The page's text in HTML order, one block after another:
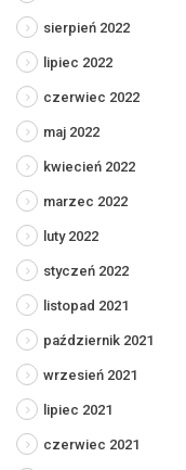
sierpień 2022
lipiec 2022
czerwiec 2022
maj 2022
kwiecień 2022
marzec 2022
luty 2022
styczeń 2022
listopad 2021
październik 2021
wrzesień 2021
lipiec 2021
czerwiec 2021